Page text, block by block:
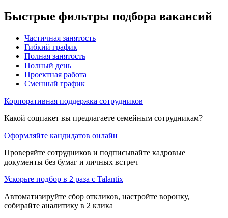
Быстрые фильтры подбора вакансий
Частичная занятость
Гибкий график
Полная занятость
Полный день
Проектная работа
Сменный график
Корпоративная поддержка сотрудников
Какой соцпакет вы предлагаете семейным сотрудникам?
Оформляйте кандидатов онлайн
Проверяйте сотрудников и подписывайте кадровые
документы без бумаг и личных встреч
Ускорьте подбор в 2 раза с Talantix
Автоматизируйте сбор откликов, настройте воронку,
собирайте аналитику в 2 клика